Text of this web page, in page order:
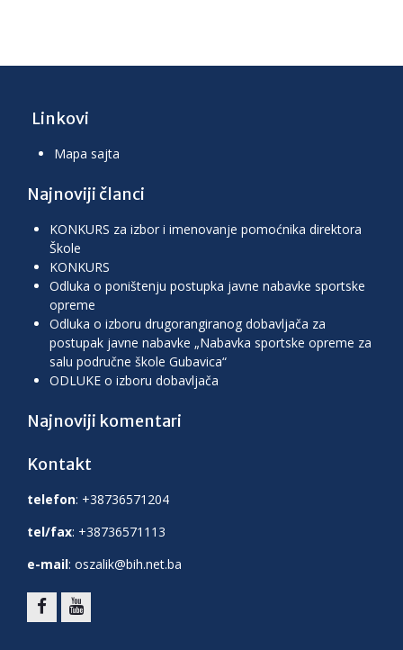
Linkovi
Mapa sajta
Najnoviji članci
KONKURS za izbor i imenovanje pomoćnika direktora
Škole
KONKURS
Odluka o poništenju postupka javne nabavke sportske
opreme
Odluka o izboru drugorangiranog dobavljača za
postupak javne nabavke „Nabavka sportske opreme za
salu područne škole Gubavica“
ODLUKE o izboru dobavljača
Najnoviji komentari
Kontakt
telefon: +38736571204
tel/fax: +38736571113
e-mail: oszalik@bih.net.ba